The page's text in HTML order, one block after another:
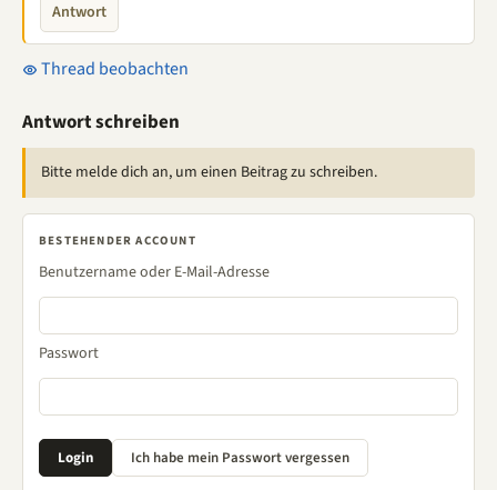
Antwort
Thread beobachten
Antwort schreiben
Bitte melde dich an, um einen Beitrag zu schreiben.
BESTEHENDER ACCOUNT
Benutzername oder E-Mail-Adresse
Passwort